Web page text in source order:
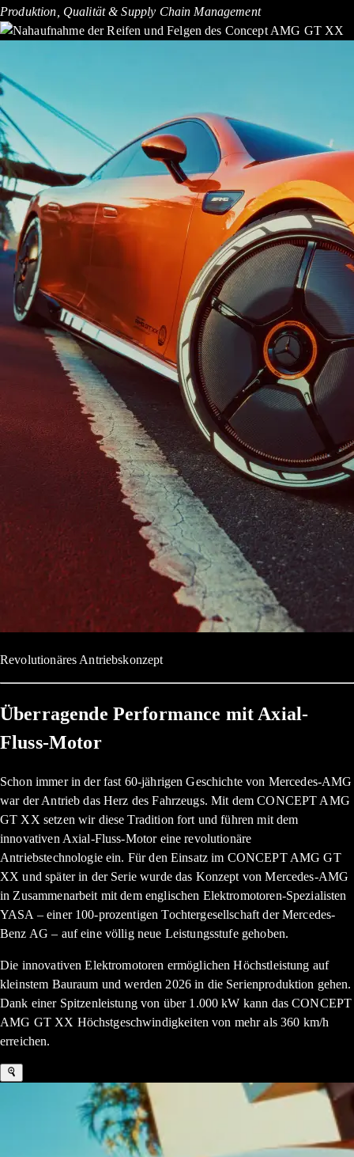
Produktion, Qualität & Supply Chain Management
Revolutionäres Antriebskonzept
Überragende Performance mit Axial-
Fluss-Motor
Schon immer in der fast 60-jährigen Geschichte von Mercedes-AMG
war der Antrieb das Herz des Fahrzeugs. Mit dem CONCEPT AMG
GT XX setzen wir diese Tradition fort und führen mit dem
innovativen Axial-Fluss-Motor eine revolutionäre
Antriebstechnologie ein. Für den Einsatz im CONCEPT AMG GT
XX und später in der Serie wurde das Konzept von Mercedes-AMG
in Zusammenarbeit mit dem englischen Elektromotoren-Spezialisten
YASA – einer 100-prozentigen Tochtergesellschaft der Mercedes-
Benz AG – auf eine völlig neue Leistungsstufe gehoben.
Die innovativen Elektromotoren ermöglichen Höchstleistung auf
kleinstem Bauraum und werden 2026 in die Serienproduktion gehen.
Dank einer Spitzenleistung von über 1.000 kW kann das CONCEPT
AMG GT XX Höchstgeschwindigkeiten von mehr als 360 km/h
erreichen.